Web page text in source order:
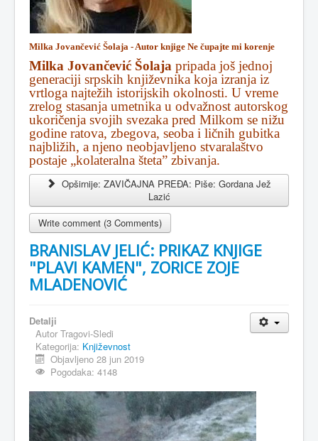
Milka Jovančević Šolaja - Autor knjige Ne čupajte mi korenje
Milka Jovančević Šolaja pripada još jednoj
generaciji srpskih književnika koja izranja iz
vrtloga najtežih istorijskih okolnosti. U vreme
zrelog stasanja umetnika u odvažnost autorskog
ukoričenja svojih svezaka pred Milkom se nižu
godine ratova, zbegova, seoba i ličnih gubitka
najbližih, a njeno neobjavljeno stvaralaštvo
postaje „kolateralna šteta” zbivanja.
Opširnije: ZAVIČAJNA PREĐA: Piše: Gordana Jež
Lazić
Write comment (3 Comments)
BRANISLAV JELIĆ: PRIKAZ KNJIGE
"PLAVI KAMEN", ZORICE ZOJE
MLADENOVIĆ
Detalji
Autor Tragovi-Sledi
Kategorija: Književnost
Objavljeno 28 jun 2019
Pogodaka: 4148